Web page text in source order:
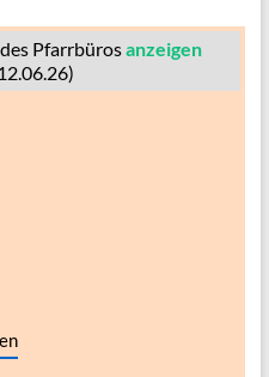
Pfarrbürosanzeigen